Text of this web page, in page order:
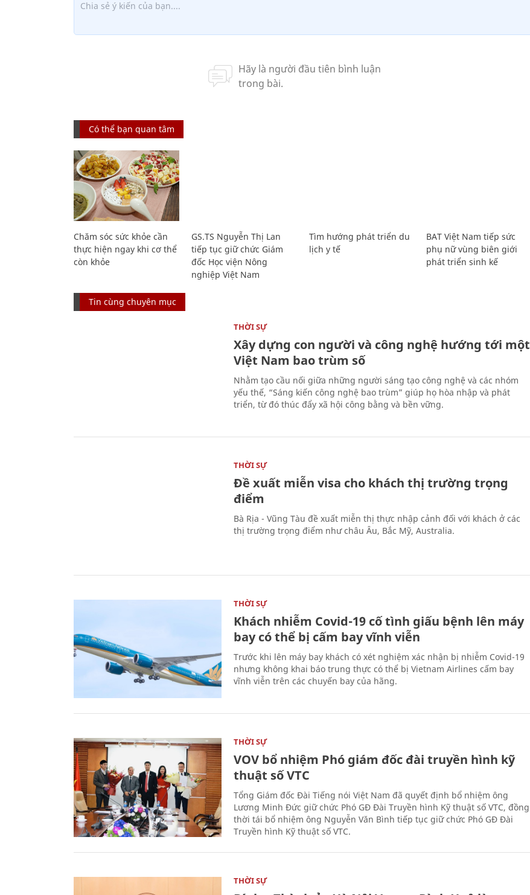
Có thể bạn quan tâm
Chăm sóc sức khỏe cần
thực hiện ngay khi cơ thể
còn khỏe
GS.TS Nguyễn Thị Lan
tiếp tục giữ chức Giám
đốc Học viện Nông
nghiệp Việt Nam
Tìm hướng phát triển du
lịch y tế
BAT Việt Nam tiếp sức
phụ nữ vùng biên giới
phát triển sinh kế
Tin cùng chuyên mục
THỜI SỰ
Xây dựng con người và công nghệ hướng tới một
Việt Nam bao trùm số
Nhằm tạo cầu nối giữa những người sáng tạo công nghệ và các nhóm
yếu thế, “Sáng kiến công nghệ bao trùm” giúp họ hòa nhập và phát
triển, từ đó thúc đẩy xã hội công bằng và bền vững.
THỜI SỰ
Đề xuất miễn visa cho khách thị trường trọng
điểm
Bà Rịa - Vũng Tàu đề xuất miễn thị thực nhập cảnh đối với khách ở các
thị trường trọng điểm như châu Âu, Bắc Mỹ, Australia.
THỜI SỰ
Khách nhiễm Covid-19 cố tình giấu bệnh lên máy
bay có thể bị cấm bay vĩnh viễn
Trước khi lên máy bay khách có xét nghiệm xác nhận bị nhiễm Covid-19
nhưng không khai báo trung thực có thể bị Vietnam Airlines cấm bay
vĩnh viễn trên các chuyến bay của hãng.
THỜI SỰ
VOV bổ nhiệm Phó giám đốc đài truyền hình kỹ
thuật số VTC
Tổng Giám đốc Đài Tiếng nói Việt Nam đã quyết định bổ nhiệm ông
Lương Minh Đức giữ chức Phó GĐ Đài Truyền hình Kỹ thuật số VTC, đồng
thời tái bổ nhiệm ông Nguyễn Văn Bình tiếp tục giữ chức Phó GĐ Đài
Truyền hình Kỹ thuật số VTC.
THỜI SỰ